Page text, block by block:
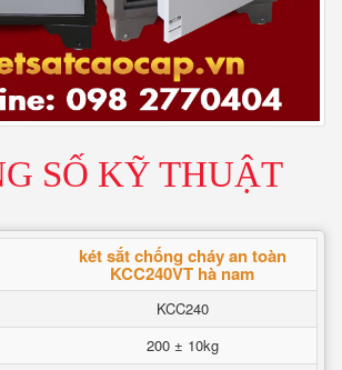
SỐ KỸ THUẬT
két sắt chống cháy an toàn
KCC240VT hà nam
KCC240
200 ± 10kg